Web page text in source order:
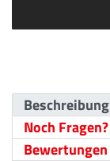
Beschreibung
Noch Fragen?
Bewertungen